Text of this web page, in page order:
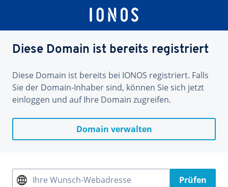
Diese Domain ist bereits registriert
Diese Domain ist bereits bei IONOS registriert. Falls
Sie der Domain-Inhaber sind, können Sie sich jetzt
einloggen und auf Ihre Domain zugreifen.
Domain verwalten
Ihre Wunsch-Webadresse Prüfen